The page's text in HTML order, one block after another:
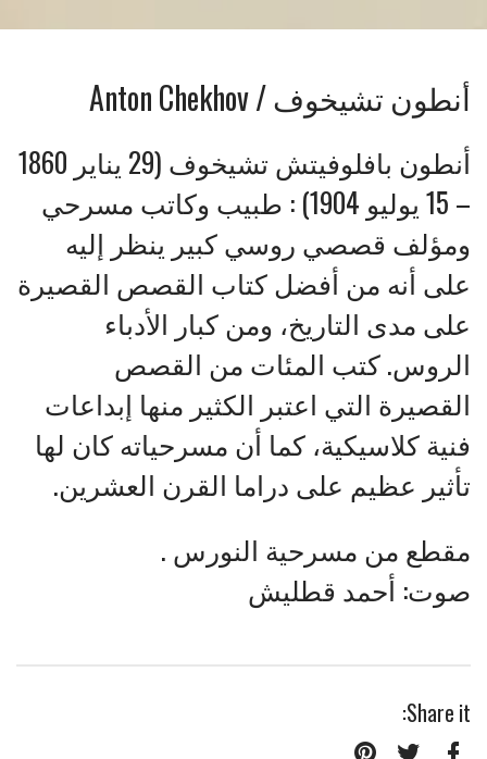
أنطون تشيخوف / Anton Chekhov
أنطون بافلوفيتش تشيخوف (29 يناير 1860
– 15 يوليو 1904) : طبيب وكاتب مسرحي
ومؤلف قصصي روسي كبير ينظر إليه
على أنه من أفضل كتاب القصص القصيرة
على مدى التاريخ، ومن كبار الأدباء
الروس. كتب المئات من القصص
القصيرة التي اعتبر الكثير منها إبداعات
فنية كلاسيكية، كما أن مسرحياته كان لها
تأثير عظيم على دراما القرن العشرين.
مقطع من مسرحية النورس .
صوت: أحمد قطليش
Share it: